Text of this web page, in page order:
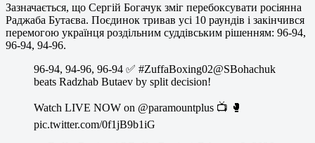
Зазначається, що Сергій Богачук зміг перебоксувати росіянна
Раджаба Бутаєва. Поєдинок тривав усі 10 раундів і закінчився
перемогою українця роздільним суддівським рішенням: 96-94,
96-94, 94-96.
96-94, 94-96, 96-94 ✅ #ZuffaBoxing02@SBohachuk
beats Radzhab Butaev by split decision!
Watch LIVE NOW on @paramountplus 📺 🥊
pic.twitter.com/0f1jB9b1iG